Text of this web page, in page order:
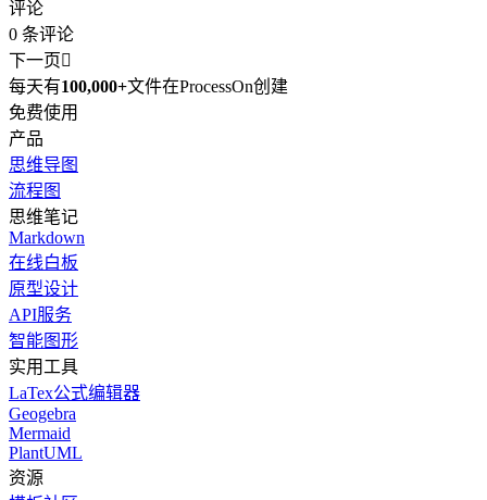
评论
0 条评论
下一页
每天有100,000+文件在ProcessOn创建
免费使用
产品
思维导图
流程图
思维笔记
Markdown
在线白板
原型设计
API服务
智能图形
实用工具
LaTex公式编辑器
Geogebra
Mermaid
PlantUML
资源